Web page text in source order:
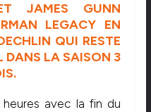
JAMES GUNN
LEGACY EN
QUI RESTE
DANS LA SAISON 3
avec la fin du